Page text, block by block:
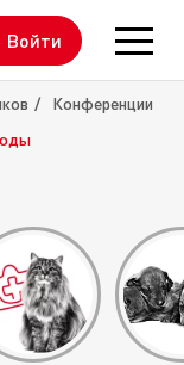
Войти
Конференции